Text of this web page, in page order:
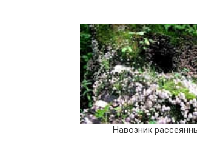
Навозник